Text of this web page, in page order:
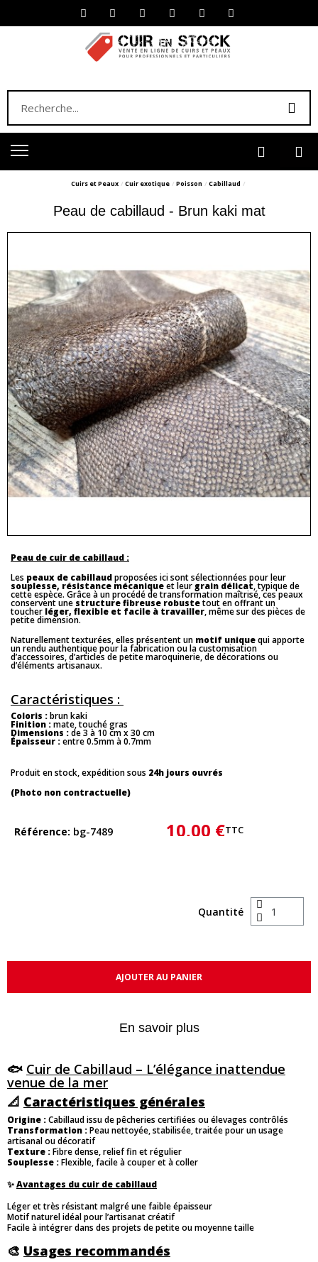
Cuirs et Peaux Cuir exotique Poisson Cabillaud
Peau de cabillaud - Brun kaki mat
Peau de cuir de cabillaud :
Les peaux de cabillaudproposées ici sont sélectionnées pour leur
souplesse, résistance mécaniqueet leur grain délicat, typique de
cette espèce. Grâce à un procédé de transformation maîtrisé, ces peaux
conservent une structure fibreuse robustetout en offrant un
toucher léger, flexible et facile à travailler, même sur des pièces de
petite dimension.
Naturellement texturées, elles présentent un motif uniquequi apporte
un rendu authentique pour la fabrication ou la customisation
d’accessoires, d’articles de petite maroquinerie, de décorations ou
d’éléments artisanaux.
Caractéristiques :
Coloris :brun kaki
Finition :mate, touché gras
Dimensions :de 3 à 10 cm x 30 cm
Épaisseur :entre 0.5mm à 0.7mm
Produit en stock, expédition sous 24h jours ouvrés
(Photo non contractuelle)
Référence bg-7489 10,00 €TTC
Quantité
AJOUTER AU PANIER
En savoir plus
🐟 Cuir de Cabillaud – L’élégance inattendue
venue de la mer
📐 Caractéristiques générales
Origine :Cabillaud issu de pêcheries certifiées ou élevages contrôlés
Transformation :Peau nettoyée, stabilisée, traitée pour un usage
artisanal ou décoratif
Texture :Fibre dense, relief fin et régulier
Souplesse :Flexible, facile à couper et à coller
✨Avantages du cuir de cabillaud
Léger et très résistant malgré une faible épaisseur
Motif naturel idéal pour l’artisanat créatif
Facile à intégrer dans des projets de petite ou moyenne taille
🎨 Usages recommandés